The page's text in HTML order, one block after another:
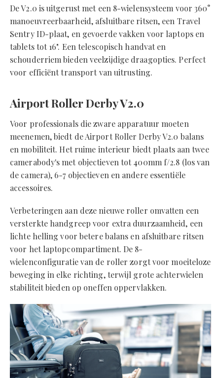
De V2.0 is uitgerust met een 8-wielensysteem voor 360°
manoeuvreerbaarheid, afsluitbare ritsen, een Travel
Sentry ID-plaat, en gevoerde vakken voor laptops en
tablets tot 16". Een telescopisch handvat en
schouderriem bieden veelzijdige draagopties. Perfect
voor efficiënt transport van uitrusting.
Airport Roller Derby V2.0
Voor professionals die zware apparatuur moeten
meenemen, biedt de Airport Roller Derby V2.0 balans
en mobiliteit. Het ruime interieur biedt plaats aan twee
camerabody's met objectieven tot 400mm f/2.8 (los van
de camera), 6-7 objectieven en andere essentiële
accessoires.
Verbeteringen aan deze nieuwe roller omvatten een
versterkte handgreep voor extra duurzaamheid, een
lichte helling voor betere balans en afsluitbare ritsen
voor het laptopcompartiment. De 8-
wielenconfiguratie van de roller zorgt voor moeiteloze
beweging in elke richting, terwijl grote achterwielen
stabiliteit bieden op oneffen oppervlakken.